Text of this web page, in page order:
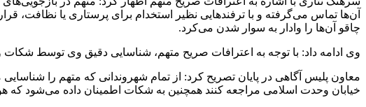
آن‌ها تماس می‌گرفته و با ترفندهایی نظیر استخدام برای پرستاری یا نظافت،
چاقو آن‌ها را وادار به سوار شدن می‌کرد.
وی ادامه داد: با توجه به اعترافات صریح متهم، شناسایی دقیق وی توسط
معاون پلیس آگاهی در پایان تصریح کرد: از تمام شهروندانی که متهم را
خیابان وحدت اسلامی مراجعه کنند همچنین به شکات اطمینان داده می‌شود که